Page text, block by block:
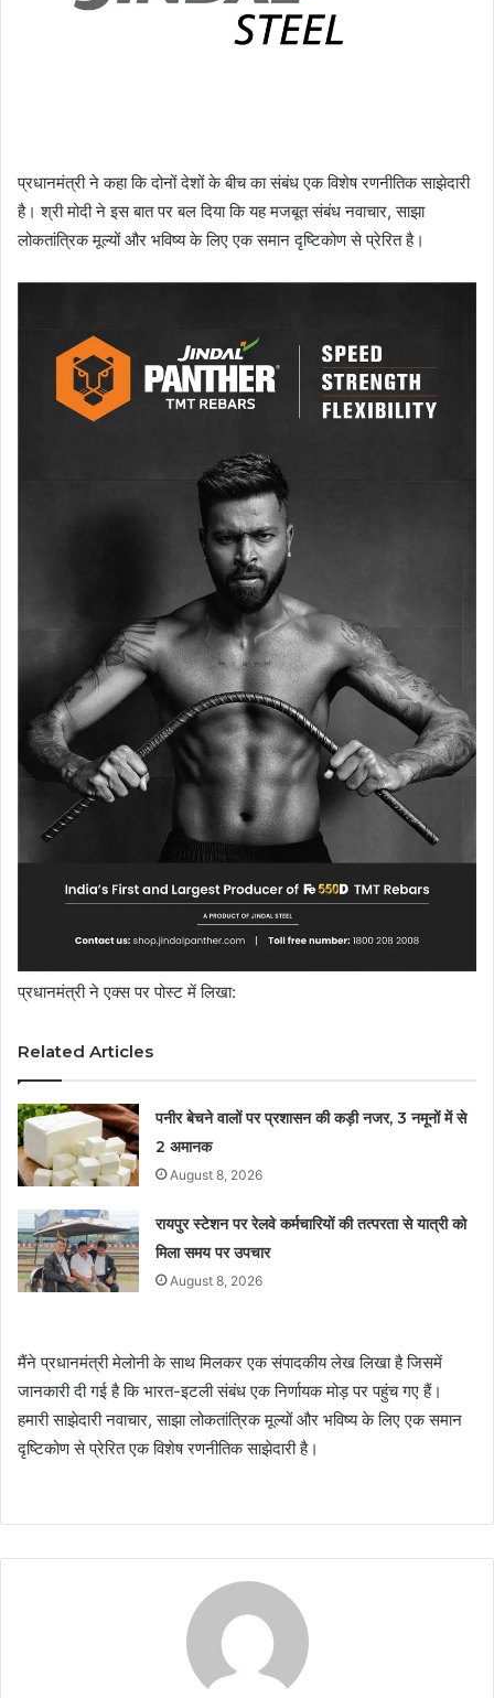
प्रधानमंत्री ने कहा कि दोनों देशों के बीच का संबंध एक विशेष रणनीतिक साझेदारी
है। श्री मोदी ने इस बात पर बल दिया कि यह मजबूत संबंध नवाचार, साझा
लोकतांत्रिक मूल्यों और भविष्य के लिए एक समान दृष्टिकोण से प्रेरित है।
प्रधानमंत्री ने एक्स पर पोस्ट में लिखा:
Related Articles
पनीर बेचने वालों पर प्रशासन की कड़ी नजर, 3 नमूनों में से
2 अमानक
August 8, 2026
रायपुर स्टेशन पर रेलवे कर्मचारियों की तत्परता से यात्री को
मिला समय पर उपचार
August 8, 2026
मैंने प्रधानमंत्री मेलोनी के साथ मिलकर एक संपादकीय लेख लिखा है जिसमें
जानकारी दी गई है कि भारत-इटली संबंध एक निर्णायक मोड़ पर पहुंच गए हैं।
हमारी साझेदारी नवाचार, साझा लोकतांत्रिक मूल्यों और भविष्य के लिए एक समान
दृष्टिकोण से प्रेरित एक विशेष रणनीतिक साझेदारी है।